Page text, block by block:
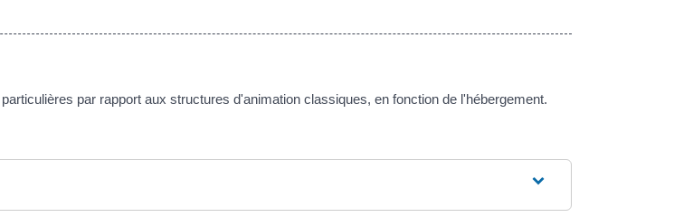
par rapport aux structures d'animation classiques, en fonction de l'hébergement.